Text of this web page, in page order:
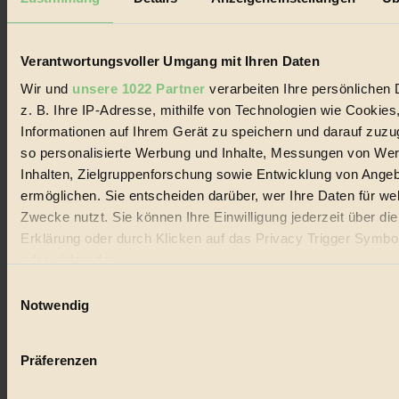
Verantwortungsvoller Umgang mit Ihren Daten
Wir und unsere 1022 Partner verarbeiten Ihre persönlichen
z. B. Ihre IP-Adresse, mithilfe von Technologien wie
Informationen auf Ihrem Gerät zu speichern und darauf
so personalisierte Werbung und Inhalte, Messungen von
Inhalten, Zielgruppenforschung sowie Entwicklung von
ermöglichen. Sie entscheiden darüber, wer Ihre Daten für
Zwecke nutzt. Sie können Ihre Einwilligung jederzeit über
Erklärung oder durch Klicken auf das Privacy Trigger
Wenn Sie es erlauben, würden wir auch gerne:
Ihr Gerät durch aktives Scannen nach bestimmten
Notwendig
Präferenzen
Biorama steht für einen nachhaltigen Lebensstil und bewussten
Lebenswandel. Es ist eine moderne Plattform für Ideen, Menschen
Handels mit Bioprodukten, des Fair-Trade sowie der Branche
alternativer Energien.
Social Media
22.601 Fans auf Facebook
3.415 Follower auf Twitter
Folge uns auf Instagram
Themen
Bio
Vegan